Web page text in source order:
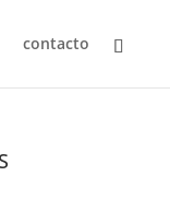
contacto